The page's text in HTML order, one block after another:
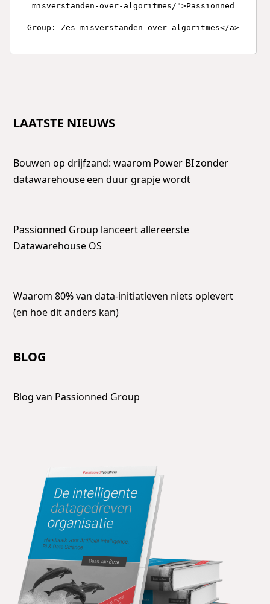
misverstanden-over-algoritmes/">Passionned
Group: Zes misverstanden over algoritmes</a>
LAATSTE NIEUWS
Bouwen op drijfzand: waarom Power BI zonder
datawarehouse een duur grapje wordt
Passionned Group lanceert allereerste
Datawarehouse OS
Waarom 80% van data-initiatieven niets oplevert
(en hoe dit anders kan)
BLOG
Blog van Passionned Group